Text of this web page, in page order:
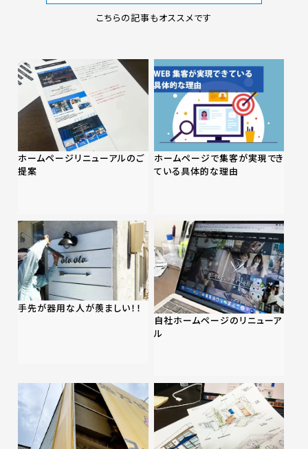
こちらの記事もオススメです
ホームページリニューアルのご
提案
ホームページで集客が実現でき
ている具体的な理由
手先が器用な人が羨ましい！！
自社ホームページのリニューア
ル